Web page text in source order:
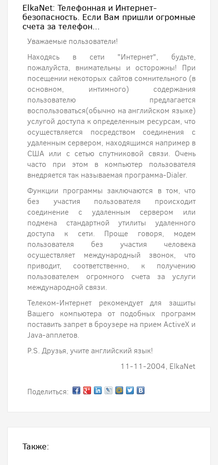
ElkaNet: Телефонная и Интернет-
безопасность. Если Вам пришли огромные
счета за телефон...
Уважаемые пользователи!
Находясь в сети "Интернет", будьте,
пожалуйста, внимательны и осторожны! При
посещении некоторых сайтов сомнительного (в
основном, интимного) содержания
пользователю предлагается
воспользоваться(обычно на английском языке)
услугой доступа к определенным ресурсам, что
осуществляется посредством соединения с
удаленным сервером, находящимся например в
США или с сетью спутниковой связи. Очень
часто при этом в компьютер пользователя
внедряется так называемая программа-Dialer.
Функции программы заключаются в том, что
без участия пользователя происходит
соединение с удаленным сервером или
подмена стандартной утилиты удаленного
доступа к сети. Проще говоря, модем
пользователя без участия человека
осуществляет международный звонок, что
приводит, соответственно, к получению
пользователем огромного счета за услуги
международной связи.
Телеком-Интернет рекомендует для защиты
Вашего компьютера от подобных программ
поставить запрет в броузере на прием ActiveX и
Java-апплетов.
P.S. Друзья, учите английский язык!
11-11-2004, ElkaNet
Поделиться:
Также: